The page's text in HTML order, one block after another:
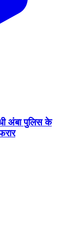
अंबा पुलिस के